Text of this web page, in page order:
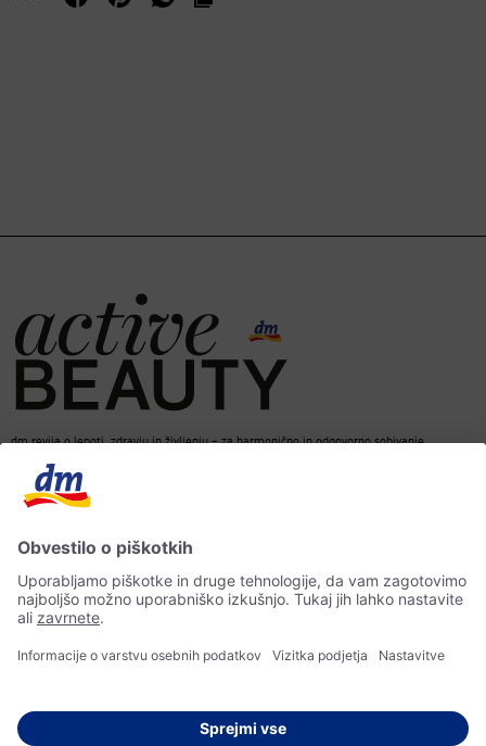
dm revija o lepoti, zdravju in življenju – za harmonično in odgovorno sobivanje.